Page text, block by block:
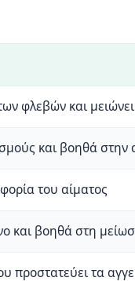
φλεβών και
και βοηθά
του αίματος
και βοηθά στη
προστατεύει τα